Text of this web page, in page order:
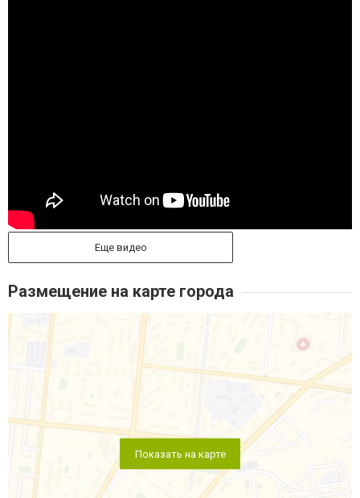
Еще видео
Размещение на карте города
Показать на карте